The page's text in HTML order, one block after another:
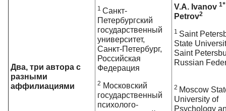
Два, три автора с
разными
аффилиациями
1 Санкт-
Петербургский
государственный
университет,
Санкт-Петербург,
Российская
Федерация
2 Московский
государственный
психолого-
V.A. Ivanov 1*
Petrov2
1 Saint
State
Saint
Russian
2 Moscow
University of
Psychology